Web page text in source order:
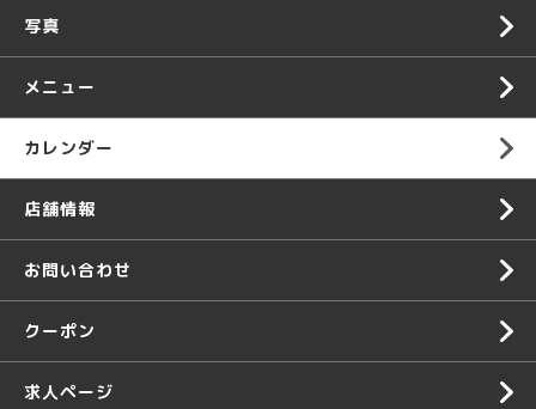
写真
メニュー
カレンダー
店舗情報
お問い合わせ
クーポン
求人ページ